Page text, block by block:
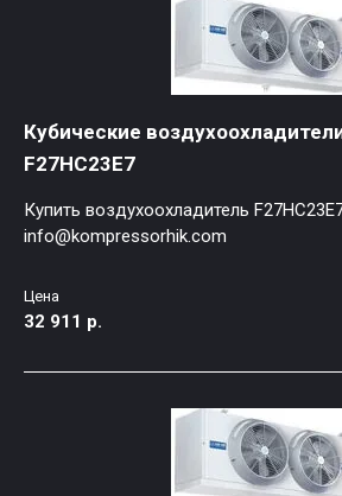
Кубические
F27HC23E7
Купить воздухоохладитель
info@kompressorhik.com
Цена
32 911 р.